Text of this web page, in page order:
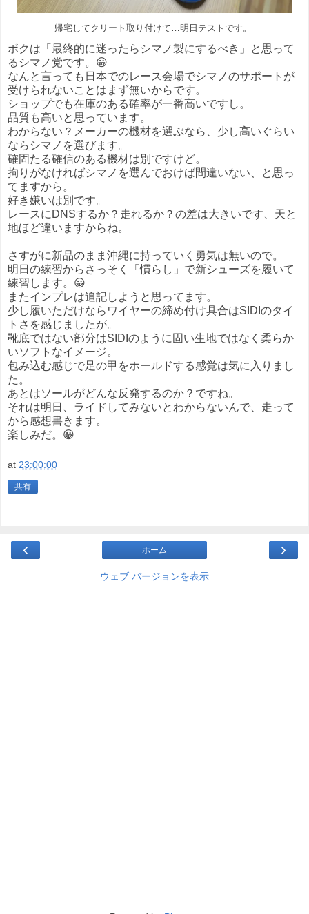
帰宅してクリート取り付けて…明日テストです。
ボクは「最終的に迷ったらシマノ製にするべき」と思って
るシマノ党です。😀
なんと言っても日本でのレース会場でシマノのサポートが
受けられないことはまず無いからです。
ショップでも在庫のある確率が一番高いですし。
品質も高いと思っています。
わからない？メーカーの機材を選ぶなら、少し高いぐらい
ならシマノを選びます。
確固たる確信のある機材は別ですけど。
拘りがなければシマノを選んでおけば間違いない、と思っ
てますから。
好き嫌いは別です。
レースにDNSするか？走れるか？の差は大きいです、天と
地ほど違いますからね。
さすがに新品のまま沖縄に持っていく勇気は無いので。
明日の練習からさっそく「慣らし」で新シューズを履いて
練習します。😀
またインプレは追記しようと思ってます。
少し履いただけならワイヤーの締め付け具合はSIDIのタイ
トさを感じましたが。
靴底ではない部分はSIDIのように固い生地ではなく柔らか
いソフトなイメージ。
包み込む感じで足の甲をホールドする感覚は気に入りまし
た。
あとはソールがどんな反発するのか？ですね。
それは明日、ライドしてみないとわからないんで、走って
から感想書きます。
楽しみだ。😀
at 23:00:00
共有
‹ ›
ホーム
ウェブ バージョンを表示